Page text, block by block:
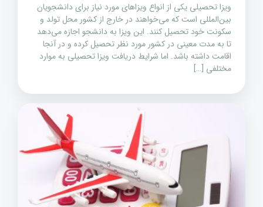
ویزا تحصیلی یکی از انواع ویزاهای مورد نیاز برای دانشجویان
بین‌المللی است که می‌خواهند در خارج از کشور محل تولد و
سکونت خود تحصیل کنند. این ویزا به دانشجو اجازه می‌دهد
تا به مدت معینی در کشور مورد نظر تحصیل کرده و در آنجا
اقامت داشته باشد. اما شرایط دریافت ویزا تحصیلی به موارد
مختلفی […]